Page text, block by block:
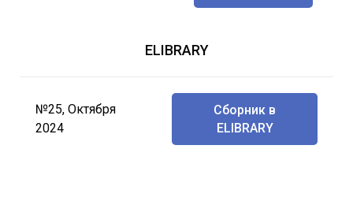
ELIBRARY
№25, Октября
2024
Сборник в
ELIBRARY